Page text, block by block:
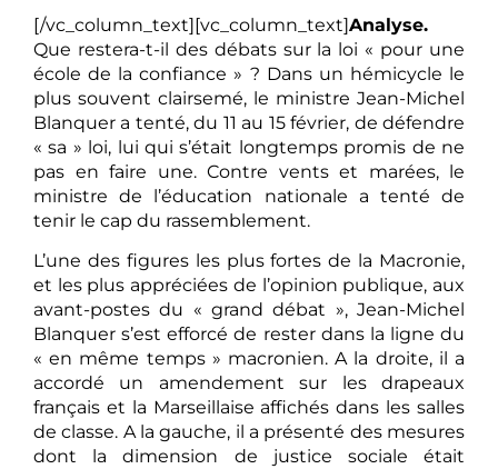
[/vc_column_text][vc_column_text]Analyse.
Que restera-t-il des débats sur la loi « pour une
école de la confiance » ? Dans un hémicycle le
plus souvent clairsemé, le ministre Jean-Michel
Blanquer a tenté, du 11 au 15 février, de défendre
« sa » loi, lui qui s’était longtemps promis de ne
pas en faire une. Contre vents et marées, le
ministre de l’éducation nationale a tenté de
tenir le cap du rassemblement.
L’une des figures les plus fortes de la Macronie,
et les plus appréciées de l’opinion publique, aux
avant-postes du « grand débat », Jean-Michel
Blanquer s’est efforcé de rester dans la ligne du
« en même temps » macronien. A la droite, il a
accordé un amendement sur les drapeaux
français et la Marseillaise affichés dans les salles
de classe. A la gauche, il a présenté des mesures
dont la dimension de justice sociale était